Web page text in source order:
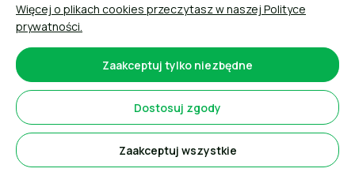
O NAS
Pokaż pełną wersję strony
Więcej o plikach cookies przeczytasz w naszej Polityce
prywatności.
Zaakceptuj tylko niezbędne
Dostosuj zgody
Zaakceptuj wszystkie